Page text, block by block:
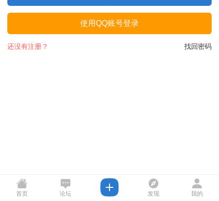
使用QQ账号登录
找回密码
还没有注册？
首页 论坛 发现 我的